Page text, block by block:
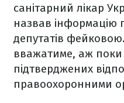
санітарний лікар
назвав інформацію
депутатів
вважатиме, аж поки
підтверджених
правоохоронними